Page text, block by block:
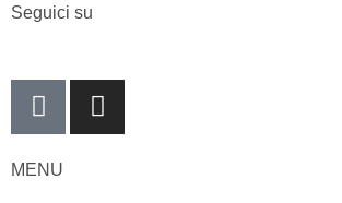
Seguici su
MENU